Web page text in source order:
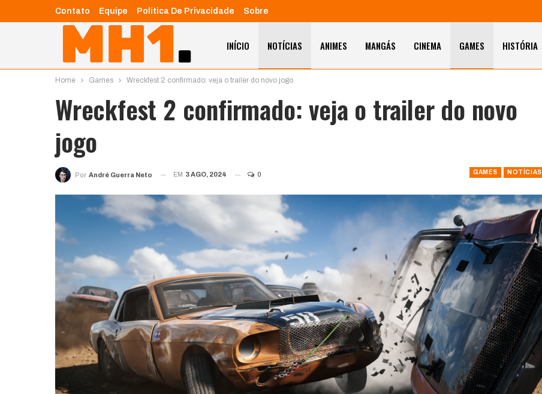
Contato Equipe Política De Privacidade Sobre
INÍCIO NOTÍCIAS ANIMES MANGÁS CINEMA GAMES HISTÓRIA
Home Games Wreckfest 2 confirmado: veja o trailer do novo jogo
Wreckfest 2 confirmado: veja o trailer do novo
jogo
GAMES NOTÍCIAS
Por André Guerra Neto EM 3 AGO, 2024 0